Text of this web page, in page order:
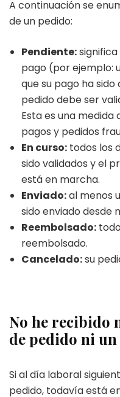
A continuación se
de un pedido:
Pendiente:
pago (por ejemplo:
que su pago ha
pedido debe ser
Esta es una
pagos y pedidos
En curso: todos los
sido validados y el
está en marcha.
Enviado:al menos
sido enviado desde
Reembolsado:
reembolsado.
Cancelado:su
No he recibido
de pedido ni
Si al día laboral
pedido, todavía está